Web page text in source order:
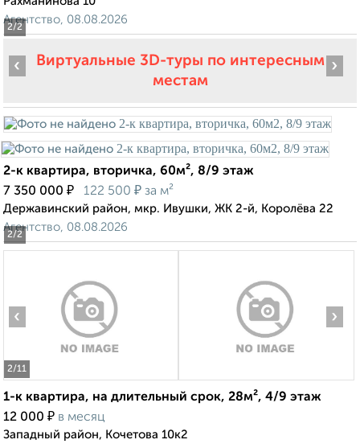
2/2
Агентство, 08.08.2026
Виртуальные 3D-туры по интересным
местам
2/2
‹ ›
2-к квартира, вторичка, 60м², 8/9 этаж
7 350 000 ₽ 122 500 ₽ за м²
Державинский район, мкр. Ивушки, ЖК 2-й, Королёва 22
Агентство, 08.08.2026
2/11
‹ ›
1-к квартира, на длительный срок, 28м², 4/9 этаж
12 000 ₽ в месяц
Западный район, Кочетова 10к2